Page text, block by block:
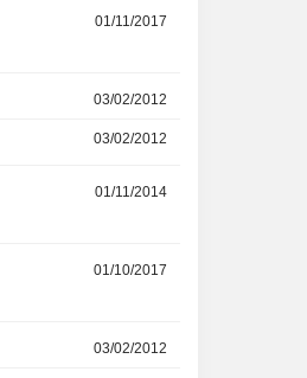
01/11/2017
03/02/2012
03/02/2012
01/11/2014
01/10/2017
03/02/2012